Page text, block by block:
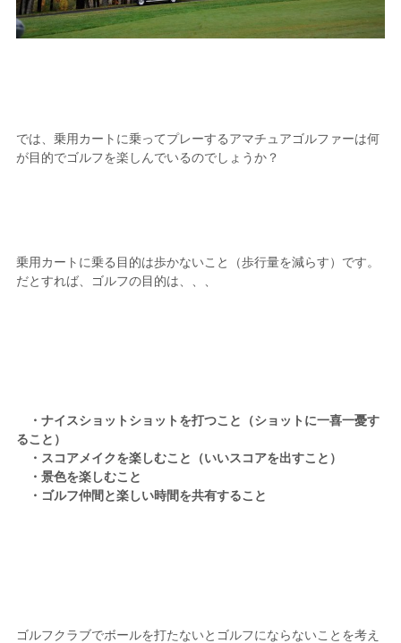
では、乗用カートに乗ってプレーするアマチュアゴルファーは何
が目的でゴルフを楽しんでいるのでしょうか？
乗用カートに乗る目的は歩かないこと（歩行量を減らす）です。
だとすれば、ゴルフの目的は、、、
・ナイスショットショットを打つこと（ショットに一喜一憂す
ること）
・スコアメイクを楽しむこと（いいスコアを出すこと）
・景色を楽しむこと
・ゴルフ仲間と楽しい時間を共有すること
ゴルフクラブでボールを打たないとゴルフにならないことを考え